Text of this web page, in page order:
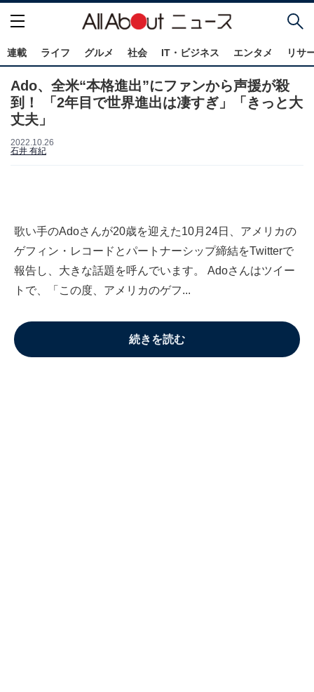
連載 ライフ グルメ 社会 IT・ビジネス エンタメ リサ
Ado、全米“本格進出”にファンから声援が殺
到！ 「2年目で世界進出は凄すぎ」「きっと大
丈夫」
2022.10.26
石井 有紀
歌い手のAdoさんが20歳を迎えた10月24日、アメリカの
ゲフィン・レコードとパートナーシップ締結をTwitterで
報告し、大きな話題を呼んでいます。 Adoさんはツイー
トで、「この度、アメリカのゲフ...
続きを読む